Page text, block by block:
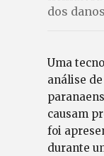
dos
Uma
análise
causam
foi
durante